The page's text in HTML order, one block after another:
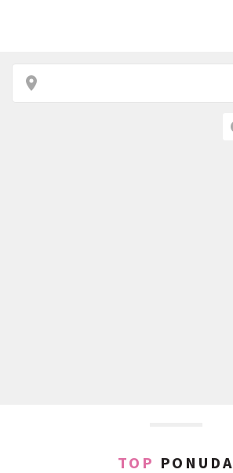
TOP PONUDA